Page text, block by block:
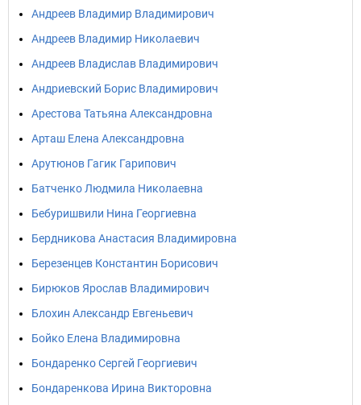
Андреев Владимир Владимирович
Андреев Владимир Николаевич
Андреев Владислав Владимирович
Андриевский Борис Владимирович
Арестова Татьяна Александровна
Арташ Елена Александровна
Арутюнов Гагик Гарипович
Батченко Людмила Николаевна
Бебуришвили Нина Георгиевна
Бердникова Анастасия Владимировна
Березенцев Константин Борисович
Бирюков Ярослав Владимирович
Блохин Александр Евгеньевич
Бойко Елена Владимировна
Бондаренко Сергей Георгиевич
Бондаренкова Ирина Викторовна